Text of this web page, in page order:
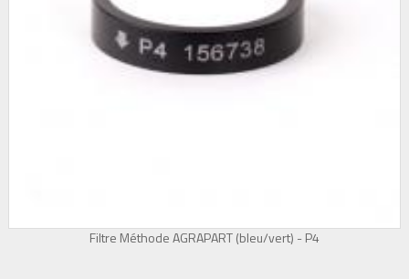
Filtre Méthode AGRAPART (bleu/vert) - P4